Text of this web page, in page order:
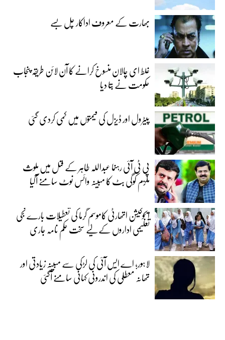
بھارت کے معروف اداکار چل بسے
غلط ای چالان منسوخ کرانے کا آن لائن طریقہ پنجاب
حکومت نے بتا دیا
پیٹرول اور ڈیزل کی قیمتوں میں کمی کردی گئی
پی ٹی آئی رہنما عبداللہ طاہر کے قتل میں ملوث
ملزم کوگی بٹ کا مبینہ وائس نوٹ سامنے آگیا
ایجوکیشن اتھارٹی کاموسمِ گرما کی تعطیلات بارے نجی
تعلیمی اداروں کے لیے سخت حکم نامہ جاری
لاہور؛ اے ایس آئی کی لڑکی سے مبینہ زیادتی اور
تھانہ معطلی کی اندرونی کہانی سامنے آگئی